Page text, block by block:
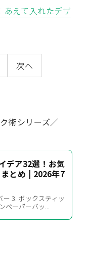
あえて入れたデザ
次へ
術シリーズ／
デア32選！お気
とめ | 2026年7
3. ボックスティッ
ペーパーバッ...